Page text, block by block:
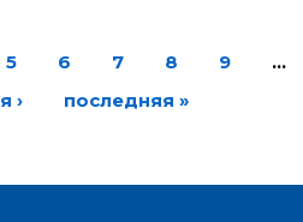
5 6 7 8 9
…
›
последняя »